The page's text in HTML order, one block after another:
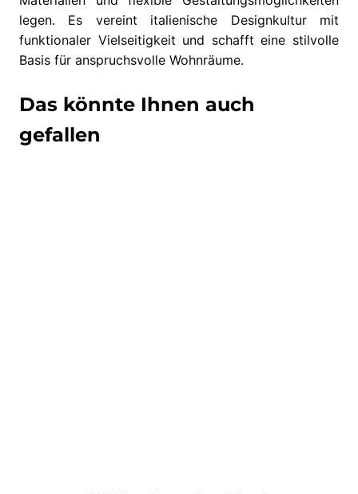
legen. Es vereint italienische Designkultur mit
funktionaler Vielseitigkeit und schafft eine stilvolle
Basis für anspruchsvolle Wohnräume.
Das könnte Ihnen auch
gefallen